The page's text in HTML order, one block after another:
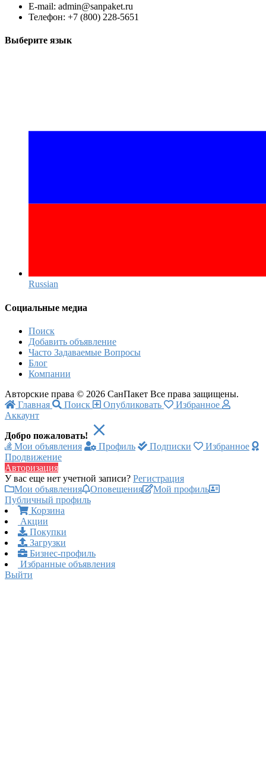
E-mail: admin@sanpaket.ru
Телефон: +7 (800) 228-5651
Выберите язык
Russian‎
Социальные медиа
Поиск
Добавить объявление
Часто Задаваемые Вопросы
Блог
Компании
Авторские права © 2026 СанПакет Все права защищены.
Главная
Поиск Опубликовать
Избранное
Аккаунт
Добро пожаловать!
Мои объявления
Профиль Подписки
Избранное
Продвижение
Авторизация
У вас еще нет учетной записи? Регистрация
Мои объявления
Оповещения
Мой профиль
Публичный профиль
Корзина
Акции
Покупки
Загрузки
Бизнес-профиль
Избранные объявления
Выйти